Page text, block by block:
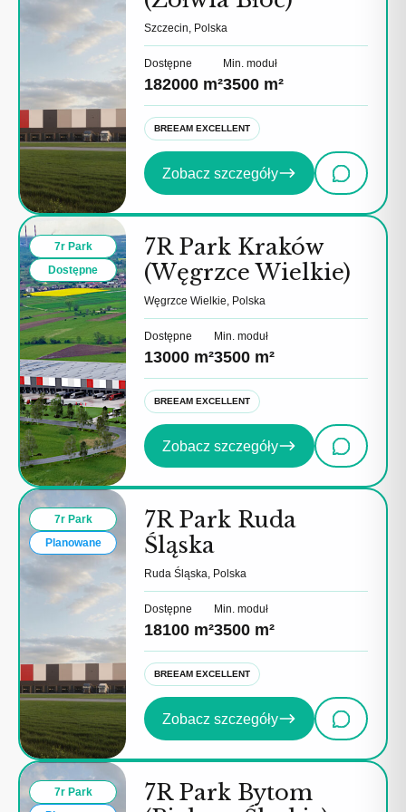
Szczecin, Polska
Dostępne
182000 m²
Min. moduł
3500 m²
BREEAM EXCELLENT
Zobacz szczegóły
7r Park
Dostępne
7R Park Kraków
(Węgrzce Wielkie)
Węgrzce Wielkie, Polska
Dostępne
13000 m²
Min. moduł
3500 m²
BREEAM EXCELLENT
Zobacz szczegóły
7r Park
Planowane
7R Park Ruda
Śląska
Ruda Śląska, Polska
Dostępne
18100 m²
Min. moduł
3500 m²
BREEAM EXCELLENT
Zobacz szczegóły
7r Park
7R Park Bytom